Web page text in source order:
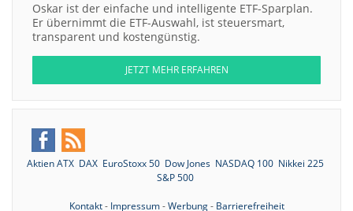
Oskar ist der einfache und intelligente ETF-Sparplan.
Er übernimmt die ETF-Auswahl, ist steuersmart,
transparent und kostengünstig.
JETZT MEHR ERFAHREN
Aktien ATX DAX EuroStoxx 50 Dow Jones NASDAQ 100 Nikkei 225
S&P 500
Kontakt- Impressum-Werbung- Barrierefreiheit